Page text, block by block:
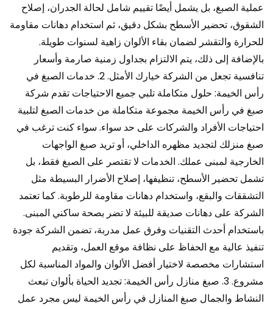
عملية الصبغ، بل يشمل أيضًا تقييم شامل لحالة الجدران، إصلاح
الشقوق، تحضير الأسطح بشكل دقيق، ثم استخدام دهانات مقاومة
للحرارة والتقشر لضمان بقاء الألوان زاهية لسنوات طويلة.
بالإضافة إلى ذلك، يتم الالتزام بجداول زمنية صارمة وأسعار
تنافسية تجعل من الشركة خيارك الأمثل. 2. خدمات الصبغ في
رأس الخيمة: حلول متكاملة تلبي جميع الاحتياجات تقدم شركة
صبغ في رأس الخيمة مجموعة متكاملة من خدمات الصبغ لتلبية
احتياجات الأفراد والشركات على حد سواء. سواء كنت ترغب في
صبغ منزلك لتجديد مظهره الداخلي، أو تريد صبغ الواجهات
الخارجية لمبنى عملك. الخدمات لا تقتصر على الصبغ فقط، بل
تشمل تحضير الأسطح، تنظيفها، إصلاح الأضرار البسيطة مثل
التشققات والبقع، واستخدام دهانات مقاومة للرطوبة. كما تعتمد
الشركة على دهانات صديقة للبيئة لا تضر بصحة ساكني المبنى.
باستخدام أحدث التقنيات وفرق عمل مدربة، تضمن الشركة جودة
تنفيذ عالية مع الحفاظ على نظافة موقع العمل، وتقديم
استشارات مخصصة لاختيار أفضل الألوان والمواد المناسبة لكل
مشروع. 3. صبغ منازل رأس الخيمة: تجديد الحياة بألوان تبعث
النشاط والجمال صبغ المنازل في رأس الخيمة ليس مجرد عمل